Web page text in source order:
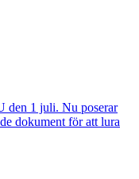
den 1 juli. Nu poserar
dokument för att lura